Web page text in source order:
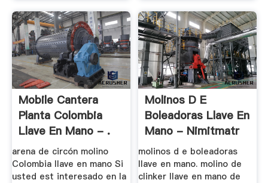
Mobile Cantera
Planta Colombia
Llave En Mano - .
arena de circón molino
Colombia llave en mano Si
usted est interesado en la
Molinos D E
Boleadoras Llave En
Mano - Nimitmatr
molinos d e boleadoras
llave en mano. molino de
clinker llave en mano de